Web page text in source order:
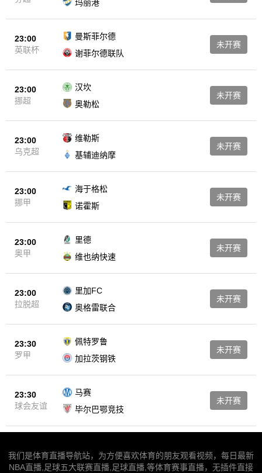
玛丽港
23:00
英联杯
曼斯菲尔德
谢菲尔德联队
未开赛
23:00
挪超
汉坎
奥勒松
未开赛
23:00
乌克超
维勒斯
基辅迪纳摩
未开赛
23:00
挪甲
海于格松
诺霍斯
未开赛
23:00
奥甲
里德
维也纳快速
未开赛
23:00
拉脱超
里加FC
奥格雷联合
未开赛
23:30
罗甲
佩特罗鲁
加拉茨钢铁
未开赛
23:30
球会友谊
马赛
毕尔巴鄂竞技
未开赛
我们是体育直播导航站，为方便喜欢体育的朋友观看视频，每日最新
NBA直播,足球五大联赛直播,足球直播,等体育赛事直播，无插件直接